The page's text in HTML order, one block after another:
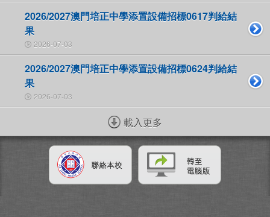
2026/2027澳門培正中學添置設備招標0617判給結
果
2026-07-03
2026/2027澳門培正中學添置設備招標0624判給結
果
2026-07-03
載入更多